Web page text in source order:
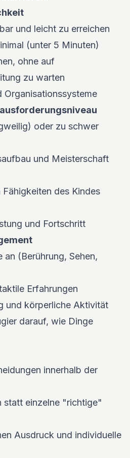
und leicht zu erreichen
(unter 5 Minuten)
ohne auf
zu warten
Organisationssysteme
oder zu schwer
und Meisterschaft
Fähigkeiten des Kindes
und Fortschritt
an (Berührung, Sehen,
Erfahrungen
und körperliche Aktivität
darauf, wie Dinge
innerhalb der
statt einzelne "richtige"
Ausdruck und individuelle